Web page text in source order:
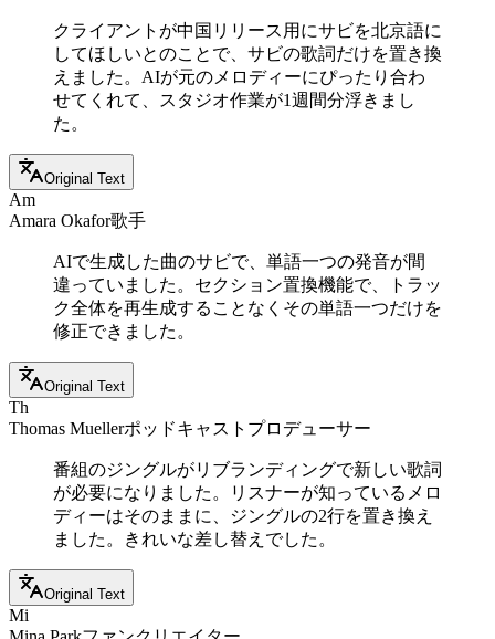
クライアントが中国リリース用にサビを北京語に
してほしいとのことで、サビの歌詞だけを置き換
えました。AIが元のメロディーにぴったり合わ
せてくれて、スタジオ作業が1週間分浮きまし
た。
Original Text
Am
Amara Okafor歌手
AIで生成した曲のサビで、単語一つの発音が間
違っていました。セクション置換機能で、トラッ
ク全体を再生成することなくその単語一つだけを
修正できました。
Original Text
Th
Thomas Muellerポッドキャストプロデューサー
番組のジングルがリブランディングで新しい歌詞
が必要になりました。リスナーが知っているメロ
ディーはそのままに、ジングルの2行を置き換え
ました。きれいな差し替えでした。
Original Text
Mi